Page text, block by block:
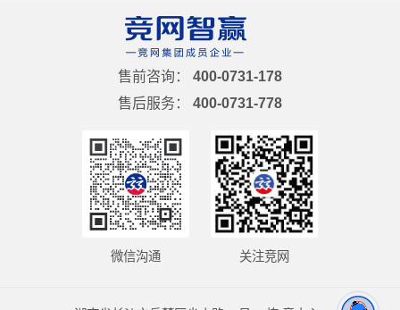
售前咨询：
400-0731-178
售后服务：
400-0731-778
微信沟通 关注竞网